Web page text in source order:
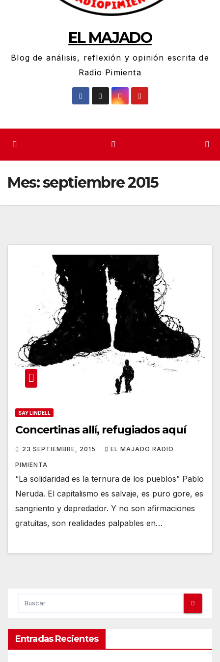
EL MAJADO
Blog de análisis, reflexión y opinión escrita de
Radio Pimienta
Mes:septiembre 2015
SAY LINDELL
Concertinas allí, refugiados aquí
23 SEPTIEMBRE, 2015 EL MAJADO RADIO
PIMIENTA
“La solidaridad es la ternura de los pueblos” Pablo
Neruda. El capitalismo es salvaje, es puro gore, es
sangriento y depredador. Y no son afirmaciones
gratuitas, son realidades palpables en…
Entradas Recientes